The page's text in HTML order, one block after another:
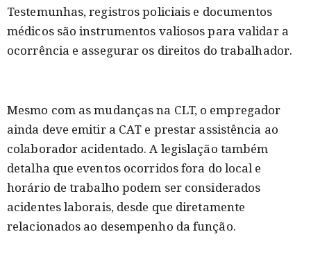
Testemunhas, registros policiais e documentos
médicos são instrumentos valiosos para validar a
ocorrência e assegurar os direitos do trabalhador.
Mesmo com as mudanças na CLT, o empregador
ainda deve emitir a CAT e prestar assistência ao
colaborador acidentado. A legislação também
detalha que eventos ocorridos fora do local e
horário de trabalho podem ser considerados
acidentes laborais, desde que diretamente
relacionados ao desempenho da função.